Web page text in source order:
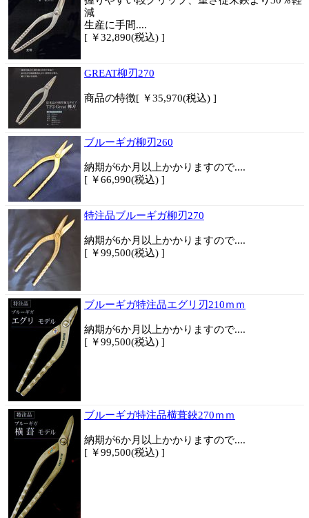
減
生産に手間....
[ ￥32,890(税込) ]
GREAT柳刃270
商品の特徴[ ￥35,970(税込) ]
ブルーギガ柳刃260
納期が6か月以上かかりますので....
[ ￥66,990(税込) ]
特注品ブルーギガ柳刃270
納期が6か月以上かかりますので....
[ ￥99,500(税込) ]
ブルーギガ特注品エグリ刃210ｍｍ
納期が6か月以上かかりますので....
[ ￥99,500(税込) ]
ブルーギガ特注品横葺鋏270ｍｍ
納期が6か月以上かかりますので....
[ ￥99,500(税込) ]